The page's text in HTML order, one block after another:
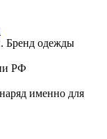
Бренд одежды
РФ
именно для